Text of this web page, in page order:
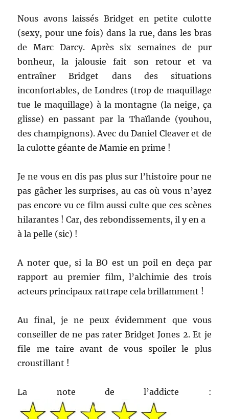
Nous avons laissés Bridget en petite culotte
(sexy, pour une fois) dans la rue, dans les bras
de Marc Darcy. Après six semaines de pur
bonheur, la jalousie fait son retour et va
entraîner Bridget dans des situations
inconfortables, de Londres (trop de maquillage
tue le maquillage) à la montagne (la neige, ça
glisse) en passant par la Thaïlande (youhou,
des champignons). Avec du Daniel Cleaver et de
la culotte géante de Mamie en prime !
Je ne vous en dis pas plus sur l’histoire pour ne
pas gâcher les surprises, au cas où vous n’ayez
pas encore vu ce film aussi culte que ces scènes
hilarantes ! Car, des rebondissements, il y en a
à la pelle (sic) !
A noter que, si la BO est un poil en deça par
rapport au premier film, l’alchimie des trois
acteurs principaux rattrape cela brillamment !
Au final, je ne peux évidemment que vous
conseiller de ne pas rater Bridget Jones 2. Et je
file me taire avant de vous spoiler le plus
croustillant !
La note de l’addicte :